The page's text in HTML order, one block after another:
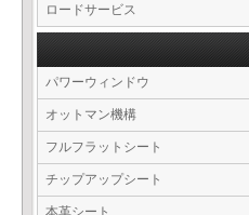
ロードサービス
パワーウィンドウ
オットマン機構
フルフラットシート
チップアップシート
本革シート